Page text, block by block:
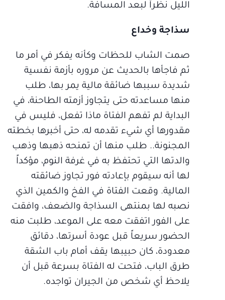
الليل نظراً لبعد المسافة.
سذاجة وخداع
صمت الشاب للحظات وكأنه يفكر في أمر ما
ثم فاجأها بالحديث عن مروره بأزمة نفسية
شديدة سببها ضائقة مالية يمر بها، طلب
منها مساعدته حتى يتجاوز أزمته الطاحنة، في
البداية لم تفهم الفتاة ماذا تفعل، فليس في
مقدورها أي شيء تقدمه له، حتى أخبرها بخطته
المجنونة.. طلب منها أن تمنحه ذهبها وذهب
والدتها التي تحتفظ به في غرفة النوم، مؤكداً
لها أنه سيقوم بإعادته فور تجاوز ضائقته
المالية. وقعت الفتاة في الفخ والكمين الذي
نصبه لها بمنتهى السذاجة والضعف، وافقت
على الفور اتفقت معه على الموعد، طلبت منه
الحضور سريعاً قبل عودة أسرتها، دقائق
معدودة، كان حبيبها يقف أمام باب الشقة
طرق الباب، فتحت له الفتاة بسرعة قبل أن
يلاحظ أي شخص من الجيران تواجده.